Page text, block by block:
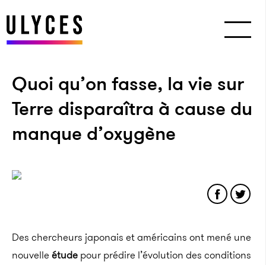
Quoi qu’on fasse, la vie sur
Terre disparaîtra à cause du
manque d’oxygène
Des chercheurs japonais et américains ont mené une
nouvelle étude pour prédire l’évolution des conditions